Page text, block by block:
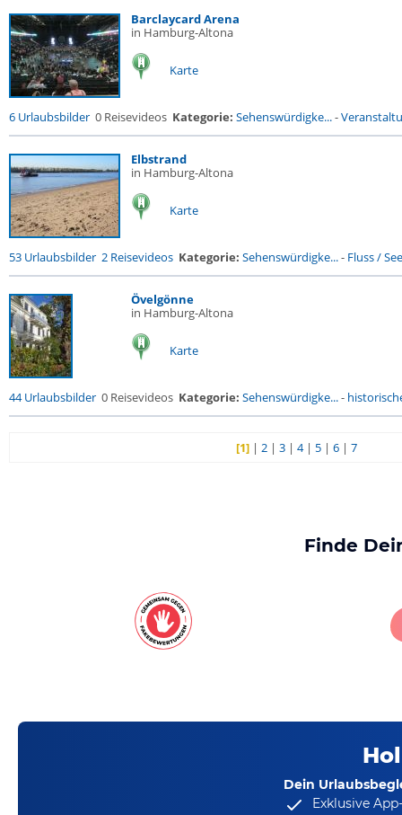
Barclaycard Arena
in Hamburg-Altona
Karte
6 Urlaubsbilder 0 Reisevideos Kategorie: Sehenswürdigke...-
Elbstrand
in Hamburg-Altona
Karte
53 Urlaubsbilder 2 Reisevideos Kategorie: Sehenswürdigke...- Fluss /
Övelgönne
in Hamburg-Altona
Karte
44 Urlaubsbilder 0 Reisevideos Kategorie: Sehenswürdigke...-
[1] |2 |3 |4| 5 |6 |7
Finde
Dein
Exklusive